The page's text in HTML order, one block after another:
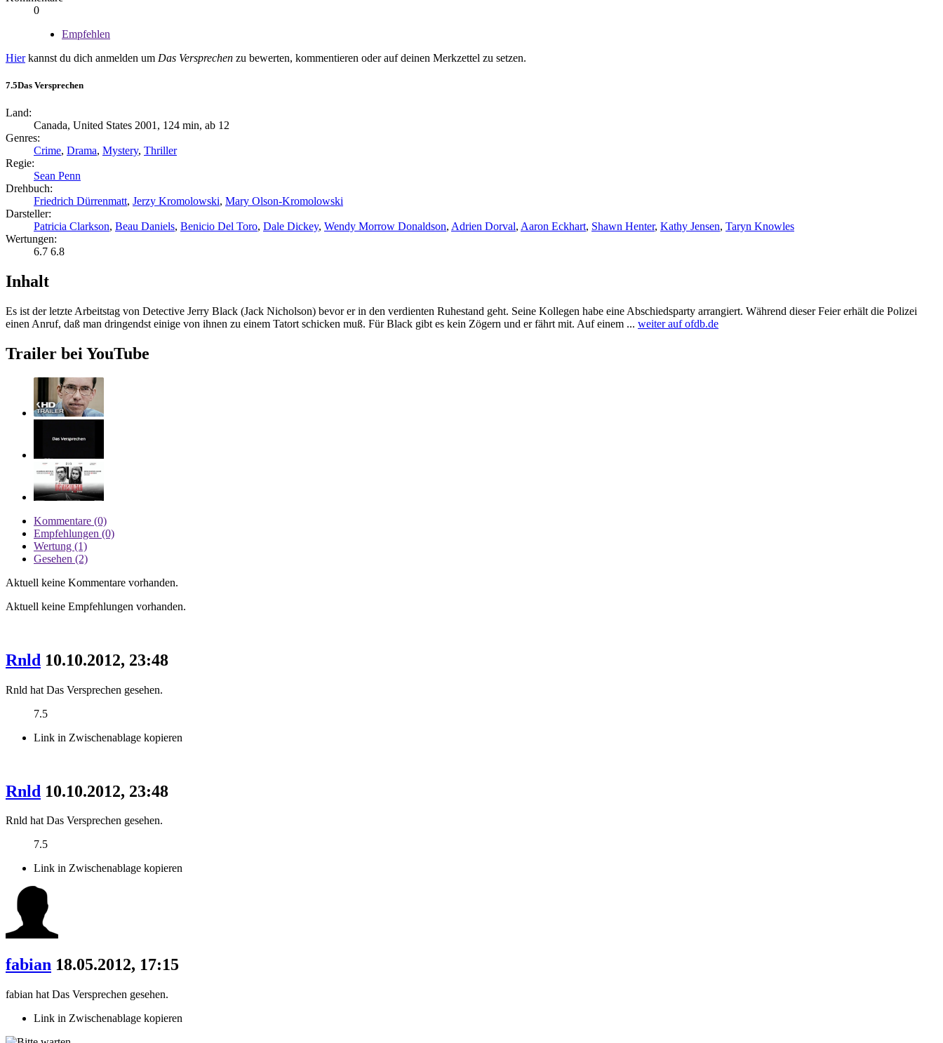
0
Empfehlen
Hierkannst du dich anmelden um Das Versprechen zu bewerten, kommentieren oder auf deinen Merkzettel zu setzen.
7.5Das Versprechen
Land:
Canada, United States 2001, 124 min, ab 12
Genres:
Crime, Drama, Mystery, Thriller
Regie:
Sean Penn
Drehbuch:
Friedrich Dürrenmatt, Jerzy Kromolowski, Mary Olson-Kromolowski
Darsteller:
Patricia Clarkson, Beau Daniels, Benicio Del Toro, Dale Dickey, Wendy Morrow Donaldson, Adrien Dorval, Aaron Eckhart, Shawn Henter, Kathy Jensen, Taryn Knowles
Wertungen:
6.7 6.8
Inhalt
Es ist der letzte Arbeitstag von Detective Jerry Black (Jack Nicholson) bevor er in den verdienten Ruhestand geht. Seine Kollegen habe eine Abschiedsparty arrangiert. Während dieser Feier erhält die Polizei
einen Anruf, daß man dringendst einige von ihnen zu einem Tatort schicken muß. Für Black gibt es kein Zögern und er fährt mit. Auf einem ... weiter auf ofdb.de
Trailer bei YouTube
Kommentare (0)
Empfehlungen (0)
Wertung (1)
Gesehen (2)
Aktuell keine Kommentare vorhanden.
Aktuell keine Empfehlungen vorhanden.
Rnld 10.10.2012, 23:48
Rnld hat Das Versprechen gesehen.
7.5
Link in Zwischenablage kopieren
Rnld 10.10.2012, 23:48
Rnld hat Das Versprechen gesehen.
7.5
Link in Zwischenablage kopieren
fabian 18.05.2012, 17:15
fabian hat Das Versprechen gesehen.
Link in Zwischenablage kopieren